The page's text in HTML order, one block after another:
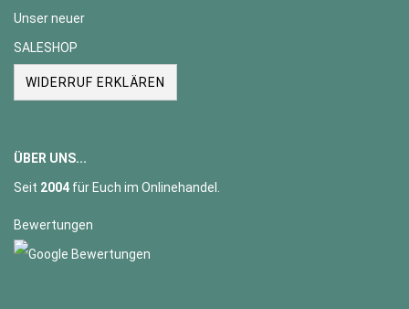
Unser neuer
SALESHOP
WIDERRUF ERKLÄREN
ÜBER UNS...
Seit 2004 für Euch im Onlinehandel.
Bewertungen